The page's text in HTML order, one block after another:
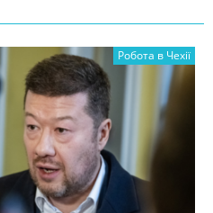
Робота в Чехії